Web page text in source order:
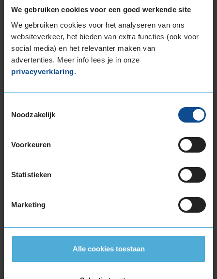
We gebruiken cookies voor een goed werkende site
We gebruiken cookies voor het analyseren van ons
websiteverkeer, het bieden van extra functies (ook voor
social media) en het relevanter maken van
advertenties. Meer info lees je in onze
privacyverklaring.
Noodzakelijk
Voorkeuren
Statistieken
Marketing
Alle cookies toestaan
225/50R17 98W EXTRALOAD RUNFLAT
225/55R17 101W EXTRALOAD
225/55R17 101Y EXTRALOAD
225/55R17 97T EXTRALOAD
225/60R17 103V EXTRALOAD
225/65R17 106V EXTRALOAD
235/60R17 102H
245/45R17 99Y EXTRALOAD
195/60R18 96H EXTRALOAD
215/40R18 89W EXTRALOAD
215/40R18 89W EXTRALOAD